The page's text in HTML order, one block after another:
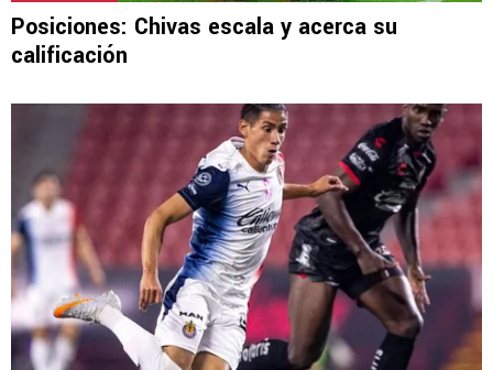
Posiciones: Chivas escala y acerca su
calificación